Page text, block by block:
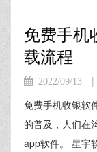
免费手机
载流程
2022/09/13 |
免费手机收银软
的普及，人们在
app软件。 星宇